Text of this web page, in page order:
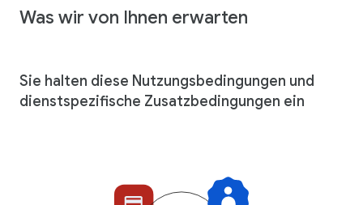
Was wir von Ihnen erwarten
Sie halten diese Nutzungsbedingungen und
dienstspezifische Zusatzbedingungen ein